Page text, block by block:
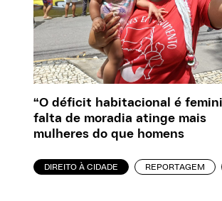
“O déficit habitacional é
falta de moradia atinge mais
mulheres do que homens
DIREITO À CIDADE REPORTAGEM